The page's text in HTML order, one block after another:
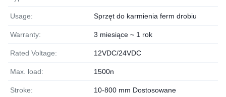
Usage: Sprzęt do karmienia ferm drobiu
Warranty: 3 miesiące ~ 1 rok
Rated Voltage: 12VDC/24VDC
Max. load: 1500n
Stroke: 10-800 mm Dostosowane